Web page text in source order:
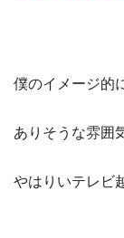
僕のイメージ的
ありそうな雰囲
やはりいテレビ